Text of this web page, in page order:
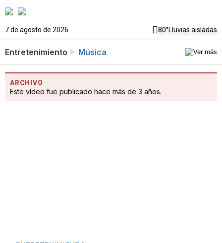
7 de agosto de 2026 80°Lluvias aisladas
Entretenimiento Música
ARCHIVO
Este vídeo fue publicado hace más de 3 años.